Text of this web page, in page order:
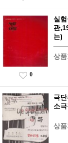
실
관
는)
상
0
극
소
상